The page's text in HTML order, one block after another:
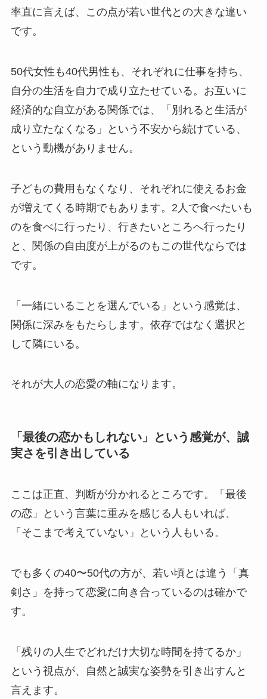
率直に言えば、この点が若い世代との大きな違い
です。
50代女性も40代男性も、それぞれに仕事を持ち、
自分の生活を自力で成り立たせている。お互いに
経済的な自立がある関係では、「別れると生活が
成り立たなくなる」という不安から続けている、
という動機がありません。
子どもの費用もなくなり、それぞれに使えるお金
が増えてくる時期でもあります。2人で食べたいも
のを食べに行ったり、行きたいところへ行ったり
と、関係の自由度が上がるのもこの世代ならでは
です。
「一緒にいることを選んでいる」という感覚は、
関係に深みをもたらします。依存ではなく選択と
して隣にいる。
それが大人の恋愛の軸になります。
「最後の恋かもしれない」という感覚が、誠
実さを引き出している
ここは正直、判断が分かれるところです。「最後
の恋」という言葉に重みを感じる人もいれば、
「そこまで考えていない」という人もいる。
でも多くの40〜50代の方が、若い頃とは違う「真
剣さ」を持って恋愛に向き合っているのは確かで
す。
「残りの人生でどれだけ大切な時間を持てるか」
という視点が、自然と誠実な姿勢を引き出すんと
言えます。